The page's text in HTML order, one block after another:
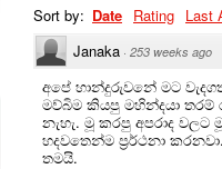
Sort by: Date Rating Last
Janaka · 253 weeks ago
අපේ හාන්දුරුවනේ මට
මව්බිම කියපු මහින්දයා
නැහැ. මූ කරපු අපරාද
හදවතෙන්ම ප්‍රර්ථනා
තමයි.